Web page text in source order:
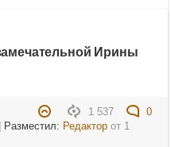
Ирины
1 537
0
Редакторот 1